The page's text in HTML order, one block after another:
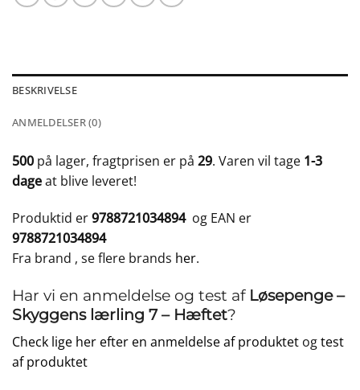
BESKRIVELSE
ANMELDELSER (0)
500 på lager, fragtprisen er på 29. Varen vil tage 1-3
dageat blive leveret!
Produktid er9788721034894 og EAN er
9788721034894
Fra brand , se flere brands her.
Har vi en anmeldelse og test af Løsepenge –
Skyggens lærling 7 – Hæftet?
Check lige her efter en anmeldelse af produktet ogtest
af produktet